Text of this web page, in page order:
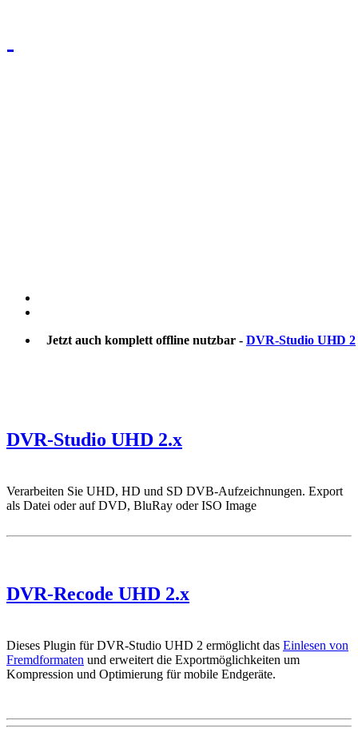
Jetzt auch komplett offline nutzbar - DVR-Studio UHD 2
DVR-Studio UHD 2.x
Verarbeiten Sie UHD, HD und SD DVB-Aufzeichnungen. Export
als Datei oder auf DVD, BluRay oder ISO Image
DVR-Recode UHD 2.x
Dieses Plugin für DVR-Studio UHD 2 ermöglicht das Einlesen von
Fremdformaten und erweitert die Exportmöglichkeiten um
Kompression und Optimierung für mobile Endgeräte.